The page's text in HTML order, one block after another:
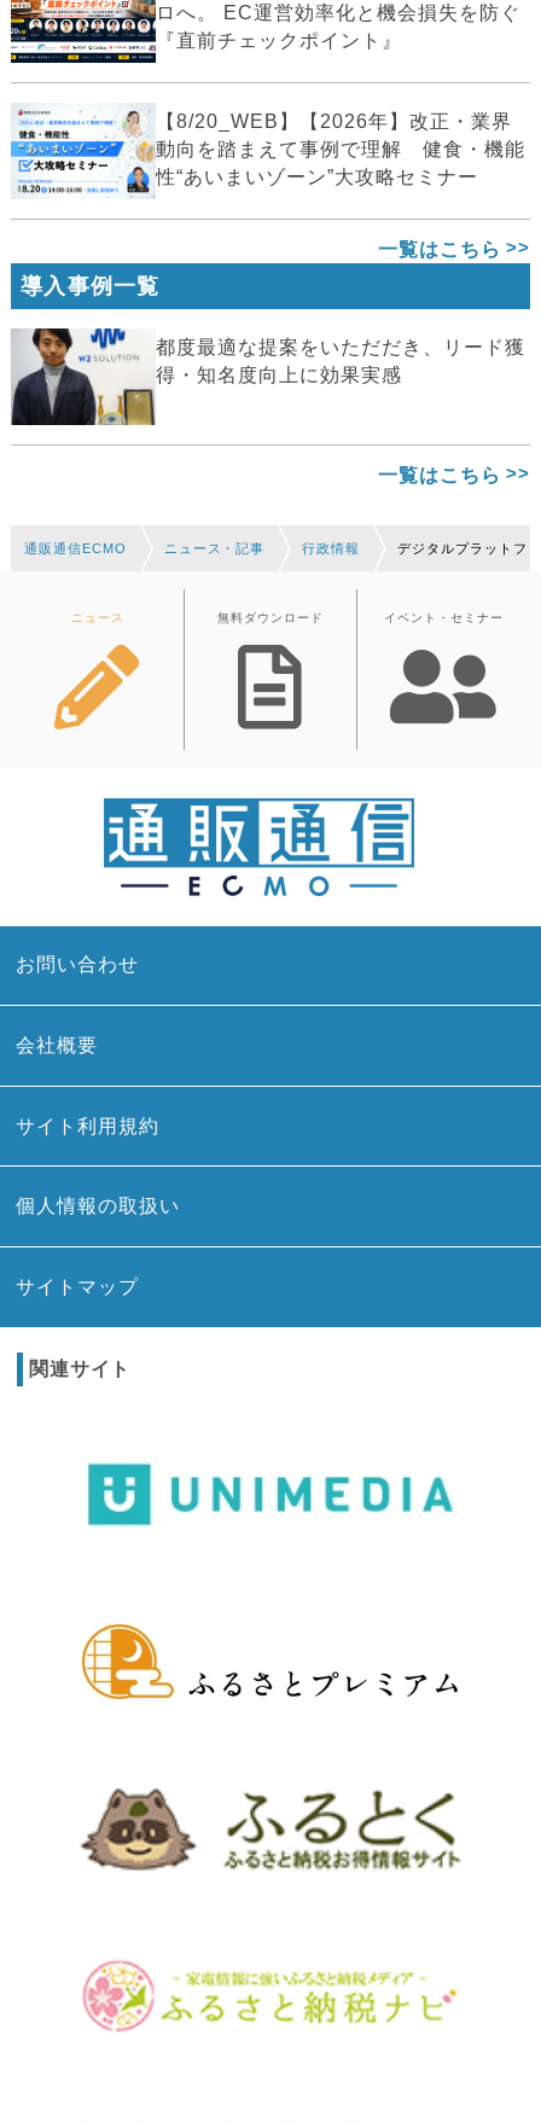
ロへ。 EC運営効率化と機会損失を防ぐ
『直前チェックポイント』
【8/20_WEB】【2026年】改正・業界
動向を踏まえて事例で理解 健食・機能
性“あいまいゾーン”大攻略セミナー
一覧はこちら
導入事例一覧
都度最適な提案をいただだき、リード獲
得・知名度向上に効果実感
一覧はこちら
通販通信ECMO ニュース・記事 行政情報 デジタルプラットフ
ニュース 無料ダウンロード イベント・セミナー
お問い合わせ
会社概要
サイト利用規約
個人情報の取扱い
サイトマップ
関連サイト